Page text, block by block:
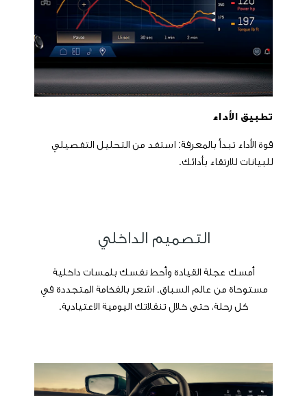
تطبيق الأداء
قوة الأداء تبدأ بالمعرفة: استفد من التحليل التفصيلي
للبيانات للارتقاء بأدائك.
التصميم الداخلي​
​أمسك عجلة القيادة وأحط نفسك بلمسات داخلية
مستوحاة من عالم السباق. اشعر بالفخامة المتجددة في
كل رحلة، حتى خلال تنقلاتك اليومية الاعتيادية.